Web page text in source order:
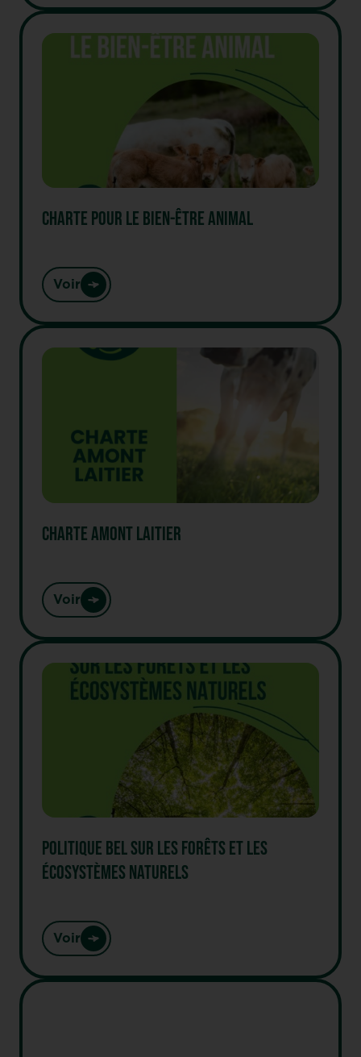
CHARTE POUR LE BIEN-ÊTRE ANIMAL
Voir
CHARTE AMONT LAITIER
Voir
POLITIQUE BEL SUR LES FORÊTS ET LES
ÉCOSYSTÈMES NATURELS
Voir